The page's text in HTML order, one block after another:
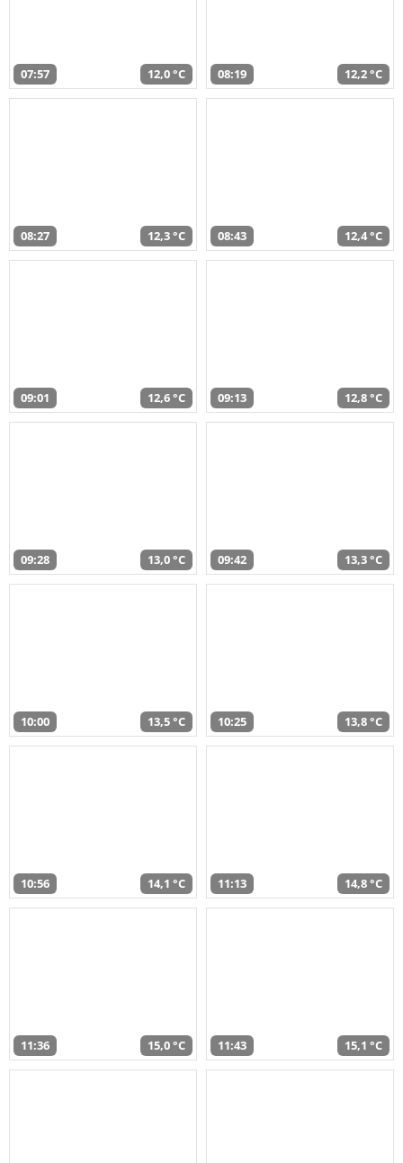
07:57 12,0 °C 08:19 12,2 °C
08:27 12,3 °C 08:43 12,4 °C
09:01 12,6 °C 09:13 12,8 °C
09:28 13,0 °C 09:42 13,3 °C
10:00 13,5 °C 10:25 13,8 °C
10:56 14,1 °C 11:13 14,8 °C
11:36 15,0 °C 11:43 15,1 °C